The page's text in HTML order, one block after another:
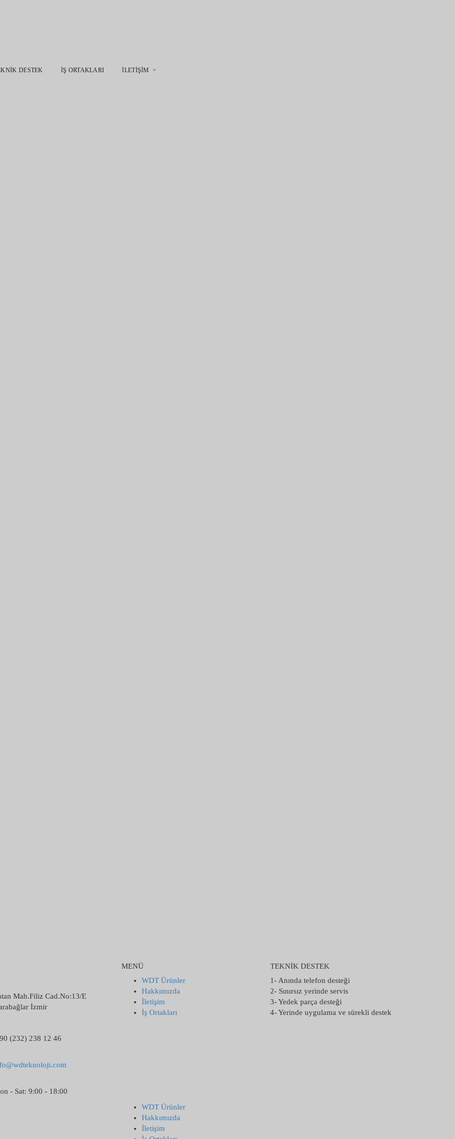
DESTEK İŞ ORTAKLARI İLETIŞIM
Mah.Filiz Cad.No:13/E
İzmir
(232) 238 12 46
- Sat: 9:00 - 18:00
MENÜ
WDT Ürünler
Hakkımızda
İletişim
İş Ortakları
TEKNİK DESTEK
1- Anında telefon desteği
2- Sınırsız yerinde servis
3- Yedek parça desteği
4- Yerinde uygulama ve sürekli destek
WDT Ürünler
Hakkımızda
İletişim